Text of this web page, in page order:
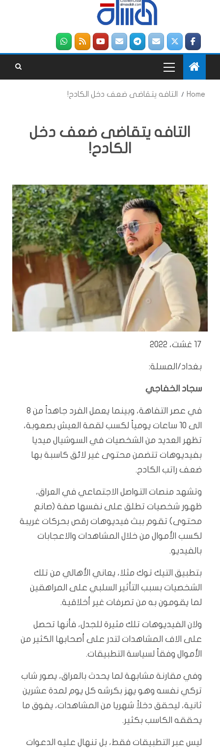
Home التافه يتقاضى ضعف دخل الكادح!
التافه يتقاضى ضعف دخل
الكادح!
17 غشت، 2022
بغداد/المسلة:
سجاد الخفاجي
في عصر التفاهة، وبينما يعمل الفرد جاهداً من 8
الى 10 ساعات يومياً لكسب لقمة العيش بصعوبة،
تظهر العديد من الشخصيات في السوشيال ميديا
بفيديوهات تتضمن محتوى غير لائق كاسبة بها
ضعف راتب الكادح.
وتشهد منصات التواصل الاجتماعي في العراق،
ظهور شخصيات تطلق على نفسها صفة (صانع
محتوى) تقوم ببث فيديوهات رقص بحركات غريبة
لكسب الأموال من خلال المشاهدات والاعجابات
بالفيديو.
بتطبيق التيك توك مثلا، يعاني الأهالي من تلك
الشخصيات بسبب التأثير السلبي على المراهقين
لما يقومون به من تصرفات غير أخلاقية.
ولان الفيديوهات تلك مثيرة للجدل، فأنها تحصل
على الاف المشاهدات لتدر على أصحابها الكثير من
الأموال وفقاً لسياسة التطبيقات.
وفي مقارنة مشابهة لما يحدث بالعراق، يصور شاب
تركي نفسه وهو يهز بكرشه كل يوم لمدة عشرين
ثانية، ليحقق دخلاً شهريا من المشاهدات، يفوق ما
يحققه الكاسب بكثير.
ليس عبر التطبيقات فقط، بل تنهال عليه الدعوات